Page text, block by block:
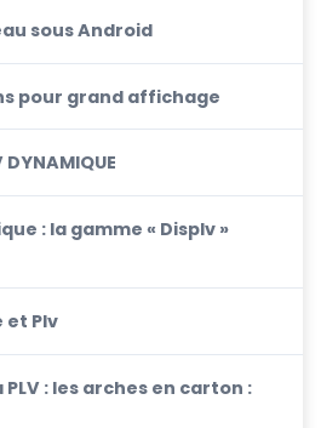
sous Android
pour grand affichage
DYNAMIQUE
: la gamme « Displv »
Plv
: les arches en carton :